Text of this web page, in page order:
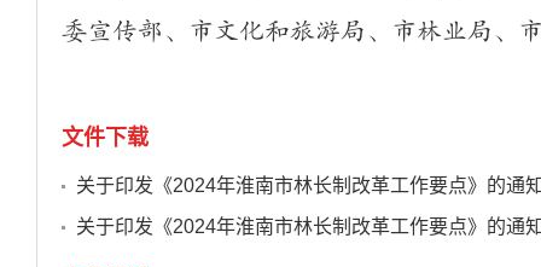
委宣传部、市文化和旅游局、市林业局、
文件下载
关于印发《2024年淮南市林长制改革工作要点》的通
关于印发《2024年淮南市林长制改革工作要点》的通